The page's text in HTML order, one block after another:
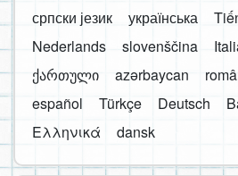
српски језик
українська
Nederlands
slovenščina
ქართული
azərbaycan
español
Türkçe Deutsch
Ελληνικά
dansk